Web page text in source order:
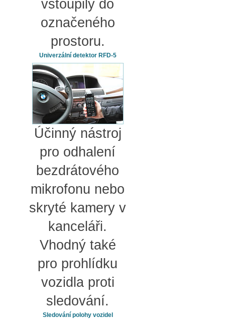
vstoupily do
označeného
prostoru.
Univerzální detektor RFD-5
Účinný nástroj
pro odhalení
bezdrátového
mikrofonu nebo
skryté kamery v
kanceláři.
Vhodný také
pro prohlídku
vozidla proti
sledování.
Sledování polohy vozidel